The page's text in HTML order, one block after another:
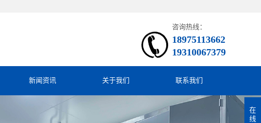
咨询热线：
18975113662
19310067379
新闻资讯 关于我们 联系我们
在
线